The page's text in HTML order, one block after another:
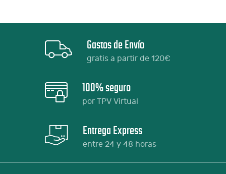
Gastos de Envío
gratis a partir de 120€
100% seguro
por TPV Virtual
Entrega Express
entre 24 y 48 horas